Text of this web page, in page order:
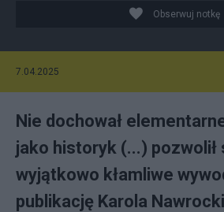
Obserwuj notkę
7.04.2025
Nie dochował
jako historyk (...) pozwolił
wyjątkowo kłamliwe
publikację Karola